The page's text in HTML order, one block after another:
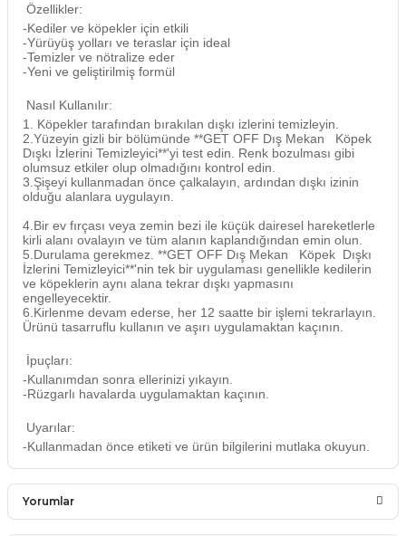
Özellikler:
-Kediler ve köpekler için etkili
-Yürüyüş yolları ve teraslar için ideal
-Temizler ve nötralize eder
-Yeni ve geliştirilmiş formül
Nasıl Kullanılır:
1. Köpekler tarafından bırakılan dışkı izlerini temizleyin.
2.Yüzeyin gizli bir bölümünde **GET OFF Dış Mekan
Köpek
Dışkı İzlerini Temizleyici**'yi test edin. Renk bozulması gibi
olumsuz etkiler olup olmadığını kontrol edin.
3.Şişeyi kullanmadan önce çalkalayın, ardından dışkı izinin
olduğu alanlara uygulayın.
4.Bir ev fırçası veya zemin bezi ile küçük dairesel hareketlerle
kirli alanı ovalayın ve tüm alanın kaplandığından emin olun.
5.Durulama gerekmez. **GET OFF Dış Mekan
Köpek Dışkı
İzlerini Temizleyici**'nin tek bir uygulaması genellikle kedilerin
ve köpeklerin aynı alana tekrar dışkı yapmasını
engelleyecektir.
6.Kirlenme devam ederse, her 12 saatte bir işlemi tekrarlayın.
Ürünü tasarruflu kullanın ve aşırı uygulamaktan kaçının.
İpuçları:
-Kullanımdan sonra ellerinizi yıkayın.
-Rüzgarlı havalarda uygulamaktan kaçının.
Uyarılar:
-Kullanmadan önce etiketi ve ürün bilgilerini mutlaka okuyun.
Yorumlar